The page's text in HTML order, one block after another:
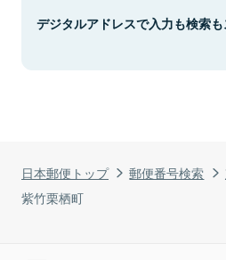
日本郵便トップ 郵便番号検索
紫竹栗栖町
デジタルアドレスで入力も検索も